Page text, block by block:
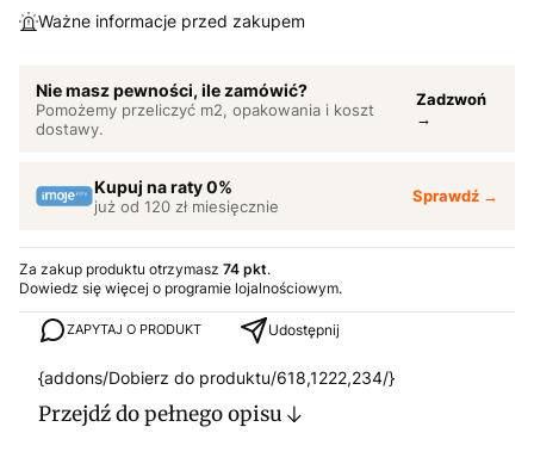
Ważne informacje przed zakupem
Nie masz pewności, ile zamówić?
Pomożemy przeliczyć m2, opakowania i koszt
dostawy.
Zadzwoń
→
Kupuj na raty 0%
już od 120 zł miesięcznie
Sprawdź →
Za zakup produktu otrzymasz 74 pkt.
Dowiedz się więcej o programie lojalnościowym.
ZAPYTAJ O PRODUKT Udostępnij
{addons/Dobierz do produktu/618,1222,234/}
Przejdź do pełnego opisu